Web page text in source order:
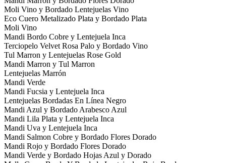
Moli Vino y Bordado Lentejuelas Vino
Eco Cuero Metalizado Plata y Bordado Plata
Moli Vino
Mandi Bordo Cobre y Lentejuela Inca
Terciopelo Velvet Rosa Palo y Bordado Vino
Tul Marron y Lentejuelas Rose Gold
Mandi Marron y Tul Marron
Lentejuelas Marrón
Mandi Verde
Mandi Fucsia y Lentejuela Inca
Lentejuelas Bordadas En Línea Negro
Mandi Azul y Bordado Arabesco Azul
Mandi Lila Plata y Lentejuela Inca
Mandi Uva y Lentejuela Inca
Mandi Salmon Cobre y Bordado Flores Dorado
Mandi Rojo y Bordado Flores Dorado
Mandi Verde y Bordado Hojas Azul y Dorado